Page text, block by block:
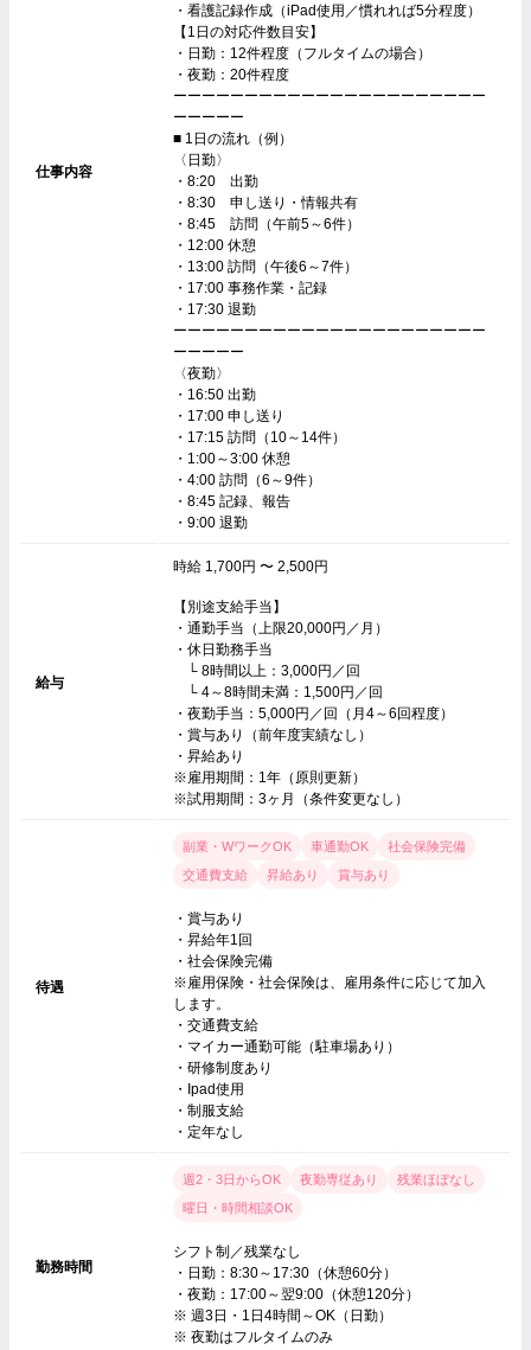
仕事内容
・看護記録作成（iPad使用／慣れれば5分程度）
【1日の対応件数目安】
・日勤：12件程度（フルタイムの場合）
・夜勤：20件程度
ーーーーーーーーーーーーーーーーーーーーーー
ーーーーー
■ 1日の流れ（例）
〈日勤〉
・8:20 出勤
・8:30 申し送り・情報共有
・8:45 訪問（午前5～6件）
・12:00 休憩
・13:00 訪問（午後6～7件）
・17:00 事務作業・記録
・17:30 退勤
ーーーーーーーーーーーーーーーーーーーーーー
ーーーーー
〈夜勤〉
・16:50 出勤
・17:00 申し送り
・17:15 訪問（10～14件）
・1:00～3:00 休憩
・4:00 訪問（6～9件）
・8:45 記録、報告
・9:00 退勤
給与
時給 1,700円 〜 2,500円
【別途支給手当】
・通勤手当（上限20,000円／月）
・休日勤務手当
└ 8時間以上：3,000円／回
└ 4～8時間未満：1,500円／回
・夜勤手当：5,000円／回（月4～6回程度）
・賞与あり（前年度実績なし）
・昇給あり
※雇用期間：1年（原則更新）
※試用期間：3ヶ月（条件変更なし）
待遇
副業・WワークOK 車通勤OK
社会保険完備
交通費支給
昇給あり 賞与あり
・賞与あり
・昇給年1回
・社会保険完備
※雇用保険・社会保険は、雇用条件に応じて加入
します。
・交通費支給
・マイカー通勤可能（駐車場あり）
・研修制度あり
・Ipad使用
・制服支給
・定年なし
勤務時間
週2・3日からOK 夜勤専従あり
残業ほぼなし
曜日・時間相談OK
シフト制／残業なし
・日勤：8:30～17:30（休憩60分）
・夜勤：17:00～翌9:00（休憩120分）
※ 週3日・1日4時間～OK（日勤）
※ 夜勤はフルタイムのみ